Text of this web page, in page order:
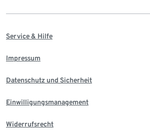
Service & Hilfe
Impressum
Datenschutz und Sicherheit
Einwilligungsmanagement
Widerrufsrecht